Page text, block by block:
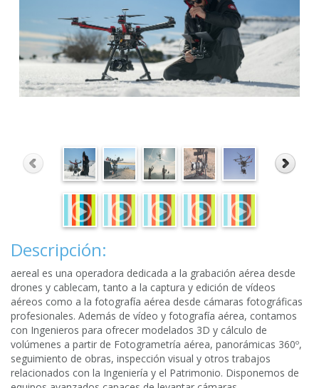
Descripción:
aereal es una operadora dedicada a la grabación aérea desde
drones y cablecam, tanto a la captura y edición de vídeos
aéreos como a la fotografía aérea desde cámaras fotográficas
profesionales. Además de vídeo y fotografía aérea, contamos
con Ingenieros para ofrecer modelados 3D y cálculo de
volúmenes a partir de Fotogrametría aérea, panorámicas 360º,
seguimiento de obras, inspección visual y otros trabajos
relacionados con la Ingeniería y el Patrimonio. Disponemos de